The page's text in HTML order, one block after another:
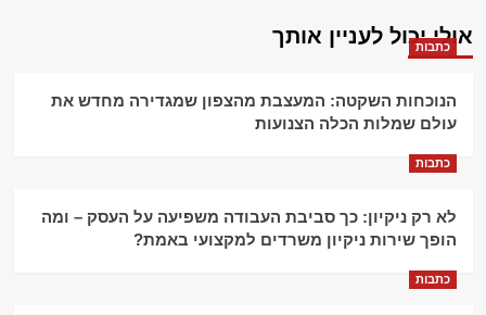
אולי יכול לעניין אותך
כתבות
הנוכחות השקטה: המעצבת מהצפון שמגדירה מחדש את
עולם שמלות הכלה הצנועות
כתבות
לא רק ניקיון: כך סביבת העבודה משפיעה על העסק – ומה
הופך שירות ניקיון משרדים למקצועי באמת?
כתבות